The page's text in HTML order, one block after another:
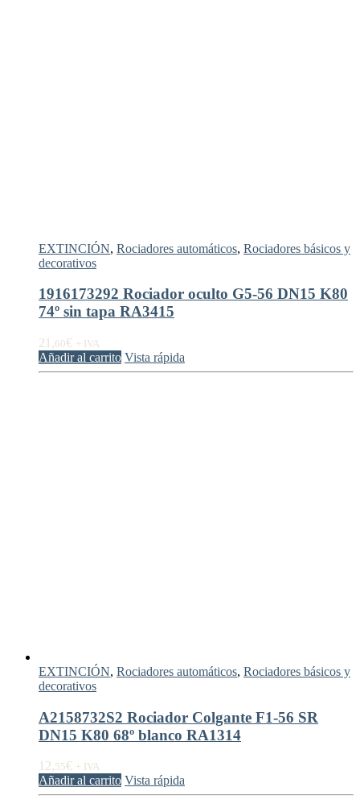
EXTINCIÓN, Rociadores automáticos, Rociadores básicos y
decorativos
1916173292 Rociador oculto G5-56 DN15 K80
74º sin tapa RA3415
21,60€ + IVA
Añadir al carrito Vista rápida
EXTINCIÓN, Rociadores automáticos, Rociadores básicos y
decorativos
A2158732S2 Rociador Colgante F1-56 SR
DN15 K80 68º blanco RA1314
12,55€ + IVA
Añadir al carrito Vista rápida